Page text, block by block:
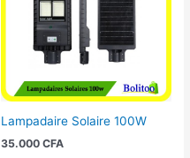
Lampadaire Solaire 100W
35.000 CFA